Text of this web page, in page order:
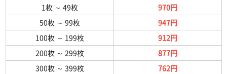
1枚 ～ 49枚
970円
50枚 ～ 99枚
947円
100枚 ～ 199枚
912円
200枚 ～ 299枚
877円
300枚 ～ 399枚
762円